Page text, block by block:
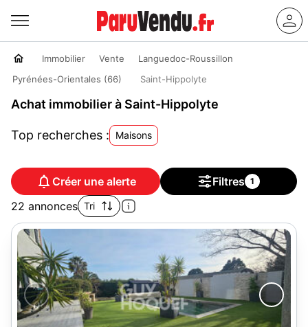
Immobilier Vente
Languedoc-Roussillon
Pyrénées-Orientales (66)
Saint-Hippolyte
Achat immobilier à Saint-Hippolyte
Top recherches : Maisons
Créer une alerte Filtres 1
22 annonces Tri